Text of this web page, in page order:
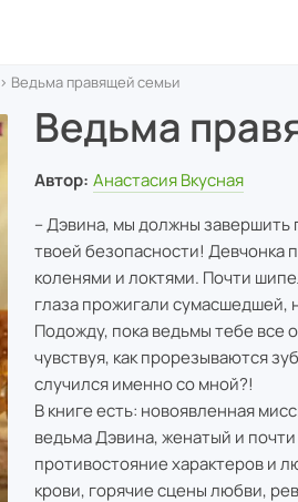
› Ведьма правящей семьи
Ведьма
Автор: Анастасия Вкусная
– Дэвина, мы должны завершить
твоей безопасности! Девчонка
коленями и локтями. Почти
глаза прожигали сумасшедшей,
Подожду, пока ведьмы тебе все
чувствуя, как прорезываются
случился именно со мной?!
В книге есть: новоявленная
ведьма Дэвина, женатый и
противостояние характеров и
крови, горячие сцены любви,